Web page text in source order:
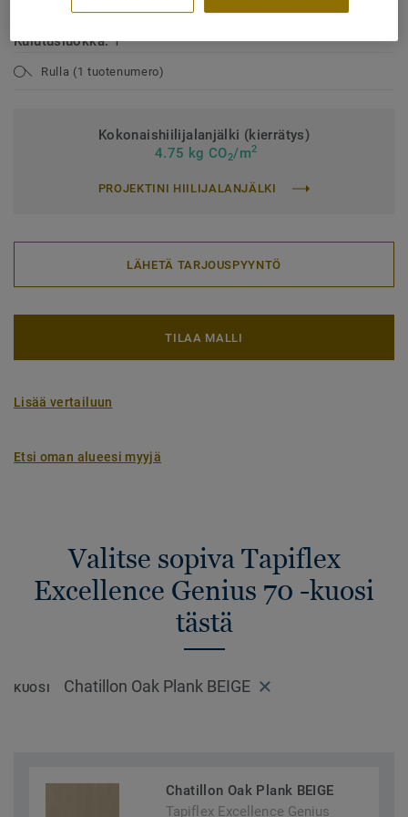
Käyttöluokka teollisessa käytössä:42 Normaali
Kulutusluokka:T
Rulla (1 tuotenumero)
Kokonaishiilijalanjälki (kierrätys)
4.75 kg CO2/m2
PROJEKTINI HIILIJALANJÄLKI
LÄHETÄ TARJOUSPYYNTÖ
TILAA MALLI
Lisää vertailuun
Etsi oman alueesi myyjä
Valitse sopiva Tapiflex
Excellence Genius 70 -kuosi
tästä
KUOSI Chatillon Oak Plank BEIGE
Chatillon Oak Plank BEIGE
Tapiflex Excellence Genius